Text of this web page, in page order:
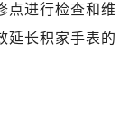
点进行检查和维
延长积家手表的